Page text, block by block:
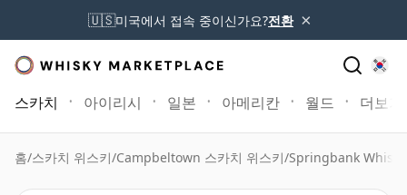
🇺🇸미국에서 접속 중이신가요?전환 ×
스카치 아이리시 일본 아메리칸 월드 더보기
홈/스카치 위스키/Campbeltown 스카치 위스키/Springbank Whisky